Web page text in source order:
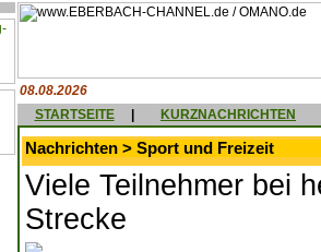
08.08.2026
STARTSEITE
KURZNACHRICHTEN
Nachrichten > Sport und Freizeit
Viele Teilnehmer bei
Strecke